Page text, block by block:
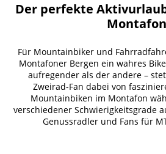
Der perfekte
Montafon
Für Mountainbiker und
Montafoner Bergen ein wahres
aufregender als der andere –
Zweirad-Fan dabei von
Mountainbiken im Montafon
verschiedener Schwierigkeitsgrade
Genussradler und Fans für